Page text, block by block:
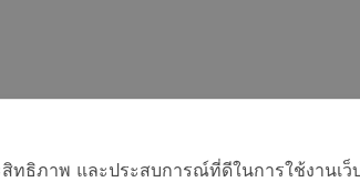
สิทธิภาพ และประสบการณ์ที่ดีในการใช้งานเ